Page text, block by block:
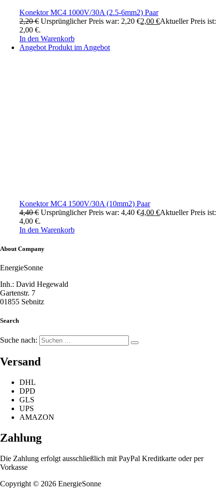
Konektor MC4 1000V/30A (2.5-6mm2) Paar
2,20€ Ursprünglicher Preis war: 2,20 €2,00 €Aktueller Preis ist:
2,00 €.
In den Warenkorb
Angebot Produkt im Angebot
Konektor MC4 1500V/30A (10mm2) Paar
4,40€ Ursprünglicher Preis war: 4,40 €4,00 €Aktueller Preis ist:
4,00 €.
In den Warenkorb
About Company
EnergieSonne
Inh.: David Hegewald
Gartenstr. 7
01855 Sebnitz
Search
Suche nach:
Versand
DHL
DPD
GLS
UPS
AMAZON
Zahlung
Die Zahlung erfolgt ausschließlich mit PayPal Kreditkarte oder per
Vorkasse
Copyright © 2026 EnergieSonne